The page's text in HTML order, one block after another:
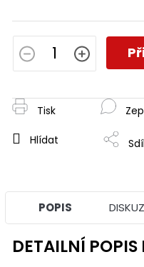
Měrná
cena:
Tisk
Hlídat
POPIS
DETAILNÍ